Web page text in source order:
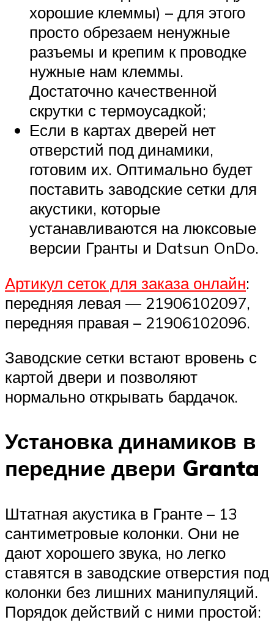
хорошие клеммы) – для этого
просто обрезаем ненужные
разъемы и крепим к проводке
нужные нам клеммы.
Достаточно качественной
скрутки с термоусадкой;
Если в картах дверей нет
отверстий под динамики,
готовим их. Оптимально будет
поставить заводские сетки для
акустики, которые
устанавливаются на люксовые
версии Гранты и Datsun OnDo.
Артикул сеток для заказа онлайн:
передняя левая — 21906102097,
передняя правая – 21906102096.
Заводские сетки встают вровень с
картой двери и позволяют
нормально открывать бардачок.
Установка динамиков в
передние двери Granta
Штатная акустика в Гранте – 13
сантиметровые колонки. Они не
дают хорошего звука, но легко
ставятся в заводские отверстия под
колонки без лишних манипуляций.
Порядок действий с ними простой: